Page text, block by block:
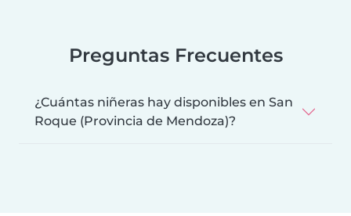
Preguntas Frecuentes
¿Cuántas niñeras hay disponibles en San
Roque (Provincia de Mendoza)?